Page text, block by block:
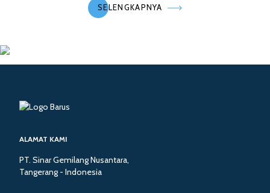
SELENGKAPNYA
ALAMAT KAMI
PT. Sinar Gemilang Nusantara,
Tangerang - Indonesia